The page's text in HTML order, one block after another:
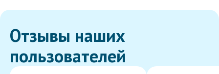
Отзывы наших
пользователей